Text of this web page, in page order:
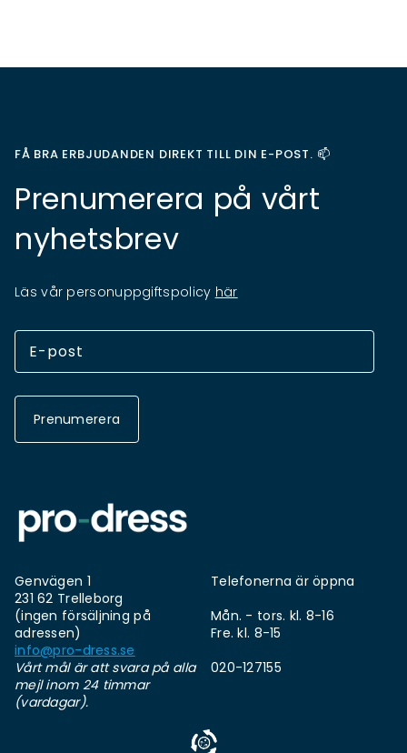
FÅ BRA ERBJUDANDEN DIREKT TILL DIN E-POST. 📫
Prenumerera på vårt
nyhetsbrev
Läs vår personuppgiftspolicy här
Prenumerera
Genvägen 1
231 62 Trelleborg
(ingen försäljning på
adressen)
info@pro-dress.se
Vårt mål är att svara på alla
mejl inom 24 timmar
(vardagar).
Telefonerna är öppna
Mån. - tors. kl. 8-16
Fre. kl. 8-15
020-127155